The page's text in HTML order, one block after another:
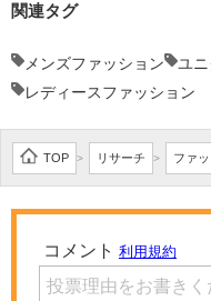
関連タグ
メンズファッション
ユニ
レディースファッション
TOP > リサーチ > ファ